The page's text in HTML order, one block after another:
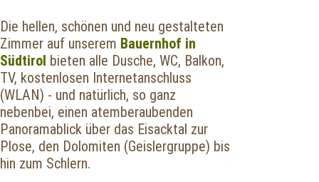
Die hellen, schönen und neu gestalteten
Zimmer auf unserem Bauernhof in
Südtirol bieten alle Dusche, WC, Balkon,
TV, kostenlosen Internetanschluss
(WLAN) - und natürlich, so ganz
nebenbei, einen atemberaubenden
Panoramablick über das Eisacktal zur
Plose, den Dolomiten (Geislergruppe) bis
hin zum Schlern.